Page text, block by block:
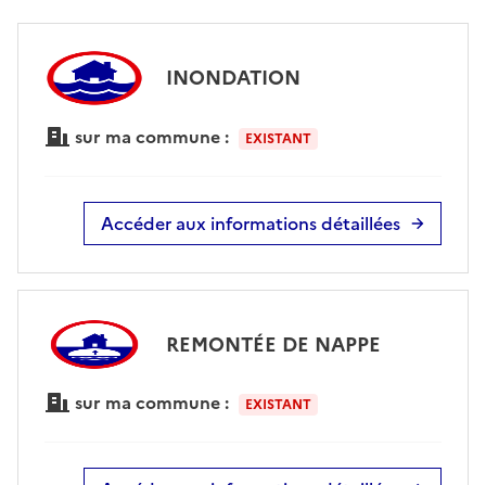
INONDATION
sur ma commune : EXISTANT
Accéder aux informations détaillées
REMONTÉE DE NAPPE
sur ma commune : EXISTANT